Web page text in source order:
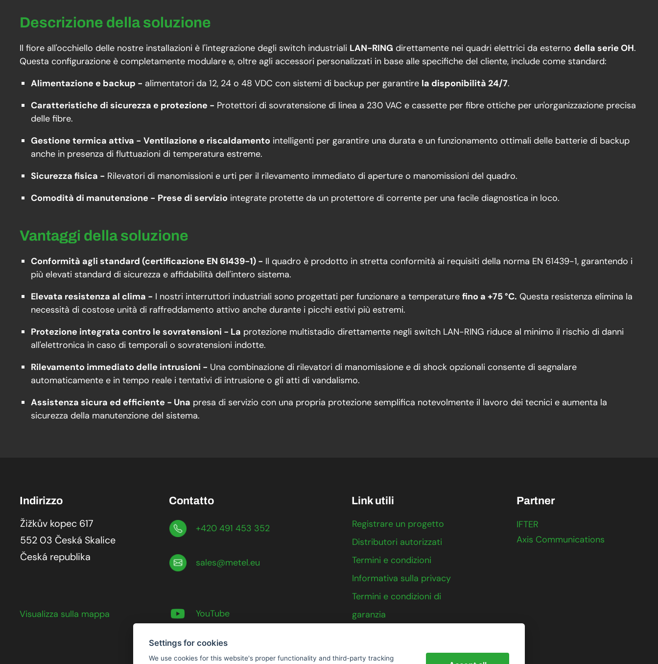
Descrizione della soluzione
Il fiore all'occhiello delle nostre installazioni è l'integrazione degli switch industriali LAN-RING direttamente nei quadri elettrici da esterno della serie OH.
Questa configurazione è completamente modulare e, oltre agli accessori personalizzati in base alle specifiche del cliente, include come standard:
Alimentazione e backup - alimentatori da 12, 24 o 48 VDC con sistemi di backup per garantire la disponibilità 24/7.
Caratteristiche di sicurezza e protezione - Protettori di sovratensione di linea a 230 VAC e cassette per fibre ottiche per un'organizzazione precisa
delle fibre.
Gestione termica attiva - Ventilazione e riscaldamento intelligenti per garantire una durata e un funzionamento ottimali delle batterie di backup
anche in presenza di fluttuazioni di temperatura estreme.
Sicurezza fisica - Rilevatori di manomissioni e urti per il rilevamento immediato di aperture o manomissioni del quadro.
Comodità di manutenzione - Prese di servizio integrate protette da un protettore di corrente per una facile diagnostica in loco.
Vantaggi della soluzione
Conformità agli standard (certificazione EN 61439-1) - Il quadro è prodotto in stretta conformità ai requisiti della norma EN 61439-1, garantendo i
più elevati standard di sicurezza e affidabilità dell'intero sistema.
Elevata resistenza al clima - I nostri interruttori industriali sono progettati per funzionare a temperature fino a +75 °C. Questa resistenza elimina la
necessità di costose unità di raffreddamento attivo anche durante i picchi estivi più estremi.
Protezione integrata contro le sovratensioni - La protezione multistadio direttamente negli switch LAN-RING riduce al minimo il rischio di danni
all'elettronica in caso di temporali o sovratensioni indotte.
Rilevamento immediato delle intrusioni - Una combinazione di rilevatori di manomissione e di shock opzionali consente di segnalare
automaticamente e in tempo reale i tentativi di intrusione o gli atti di vandalismo.
Assistenza sicura ed efficiente - Una presa di servizio con una propria protezione semplifica notevolmente il lavoro dei tecnici e aumenta la
sicurezza della manutenzione del sistema.
Indirizzo
Žižkův kopec 617
552 03 Česká Skalice
Česká republika
Visualizza sulla mappa
Contatto
+420 491 453 352
sales@metel.eu
YouTube
Link utili
Registrare un progetto
Distributori autorizzati
Termini e condizioni
Informativa sulla privacy
Termini e condizioni di
garanzia
Partner
IFTER
Axis Communications
Settings for cookies
We use cookies for this website's proper functionality and third-party tracking